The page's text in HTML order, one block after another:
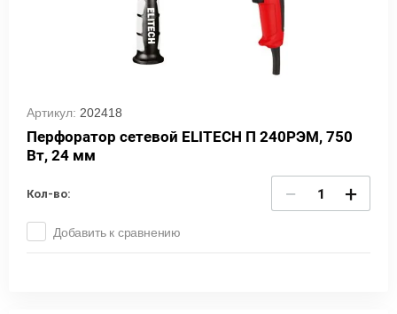
Артикул: 202418
Перфоратор сетевой ELITECH П 240РЭМ, 750
Вт, 24 мм
Кол-во: − +
Добавить к сравнению